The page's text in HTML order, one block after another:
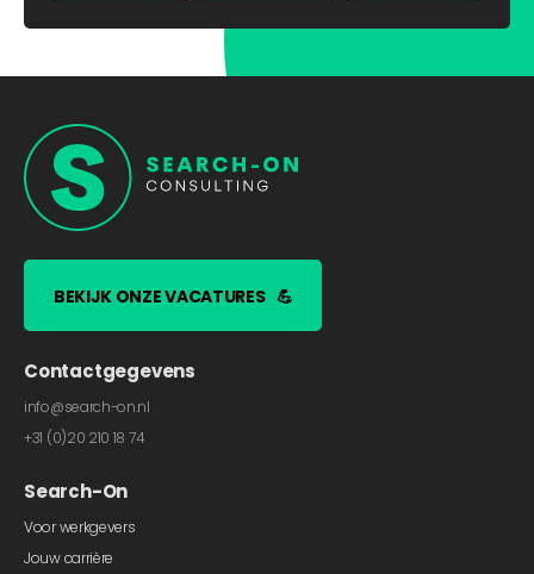
BEKIJK ONZE VACATURES 💪
Contactgegevens
info@search-on.nl
+31 (0)20 210 18 74
Search-On
Voor werkgevers
Jouw carrière